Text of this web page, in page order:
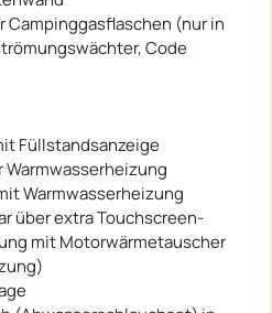
Campinggasflaschen (nur in
Code
Füllstandsanzeige
Warmwasserheizung
über extra Touchscreen-
mit Motorwärmetauscher